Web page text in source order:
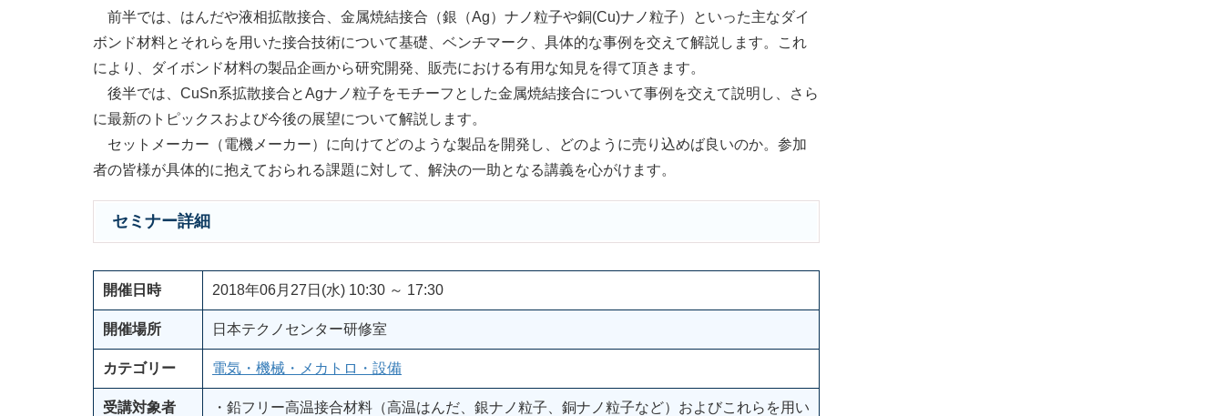
前半では、はんだや液相拡散接合、金属焼結接合（銀（Ag）ナノ粒子や銅(Cu)ナノ粒子）といった主なダイ
ボンド材料とそれらを用いた接合技術について基礎、ベンチマーク、具体的な事例を交えて解説します。これ
により、ダイボンド材料の製品企画から研究開発、販売における有用な知見を得て頂きます。
後半では、CuSn系拡散接合とAgナノ粒子をモチーフとした金属焼結接合について事例を交えて説明し、さら
に最新のトピックスおよび今後の展望について解説します。
セットメーカー（電機メーカー）に向けてどのような製品を開発し、どのように売り込めば良いのか。参加
者の皆様が具体的に抱えておられる課題に対して、解決の一助となる講義を心がけます。
セミナー詳細
開催日時 2018年06月27日(水) 10:30 ～ 17:30
開催場所 日本テクノセンター研修室
カテゴリー 電気・機械・メカトロ・設備
受講対象者
・鉛フリー高温接合材料（高温はんだ、銀ナノ粒子、銅ナノ粒子など）およびこれらを用い